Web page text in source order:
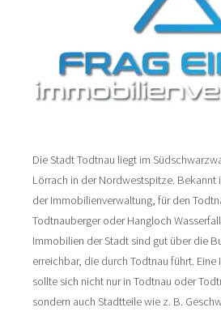
Die Stadt Todtnau liegt im
Lörrach in der Nordwestspitze. Bekannt
der Immobilienverwaltung, für den
Todtnauberger oder Hangloch
Immobilien der Stadt sind gut über die
erreichbar, die durch Todtnau führt.
sollte sich nicht nur in Todtnau oder
sondern auch Stadtteile wie z. B.